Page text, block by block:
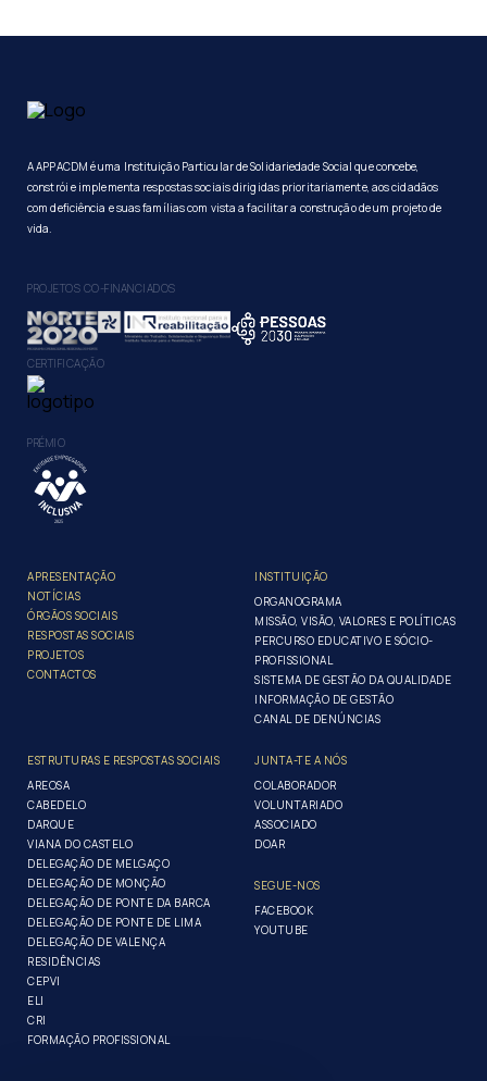
A APPACDM é uma Instituição Particular de Solidariedade Social que concebe,
constrói e implementa respostas sociais dirigidas prioritariamente, aos cidadãos
com deficiência e suas famílias com vista a facilitar a construção de um projeto de
vida.
PROJETOS CO-FINANCIADOS
CERTIFICAÇÃO
PRÉMIO
APRESENTAÇÃO
NOTÍCIAS
ÓRGÃOS SOCIAIS
RESPOSTAS SOCIAIS
PROJETOS
CONTACTOS
INSTITUIÇÃO
ORGANOGRAMA
MISSÃO, VISÃO, VALORES E POLÍTICAS
PERCURSO EDUCATIVO E SÓCIO-
PROFISSIONAL
SISTEMA DE GESTÃO DA QUALIDADE
INFORMAÇÃO DE GESTÃO
CANAL DE DENÚNCIAS
ESTRUTURAS E RESPOSTAS SOCIAIS
AREOSA
CABEDELO
DARQUE
VIANA DO CASTELO
DELEGAÇÃO DE MELGAÇO
DELEGAÇÃO DE MONÇÃO
DELEGAÇÃO DE PONTE DA BARCA
DELEGAÇÃO DE PONTE DE LIMA
DELEGAÇÃO DE VALENÇA
RESIDÊNCIAS
CEPVI
ELI
CRI
FORMAÇÃO PROFISSIONAL
JUNTA-TE A NÓS
COLABORADOR
VOLUNTARIADO
ASSOCIADO
DOAR
SEGUE-NOS
FACEBOOK
YOUTUBE